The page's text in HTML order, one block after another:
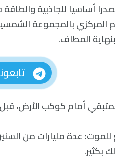
أساسيًا للجاذبية والطاقة
المركزي بالمجموعة
بنهاية المطاف.
أمام كوكب الأرض،
عدة مليارات من
بكثير.